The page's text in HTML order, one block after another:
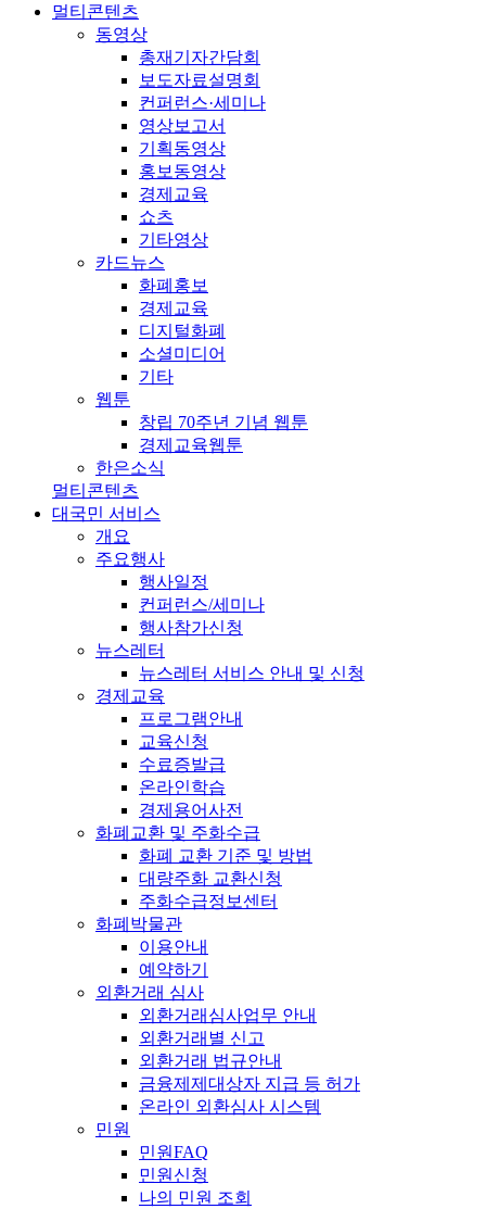
멀티콘텐츠
동영상
총재기자간담회
보도자료설명회
컨퍼런스·세미나
영상보고서
기획동영상
홍보동영상
경제교육
쇼츠
기타영상
카드뉴스
화폐홍보
경제교육
디지털화폐
소셜미디어
기타
웹툰
창립 70주년 기념 웹툰
경제교육웹툰
한은소식
멀티콘텐츠
대국민 서비스
개요
주요행사
행사일정
컨퍼런스/세미나
행사참가신청
뉴스레터
뉴스레터 서비스 안내 및 신청
경제교육
프로그램안내
교육신청
수료증발급
온라인학습
경제용어사전
화폐교환 및 주화수급
화폐 교환 기준 및 방법
대량주화 교환신청
주화수급정보센터
화폐박물관
이용안내
예약하기
외환거래 심사
외환거래심사업무 안내
외환거래별 신고
외환거래 법규안내
금융제제대상자 지급 등 허가
온라인 외환심사 시스템
민원
민원FAQ
민원신청
나의 민원 조회